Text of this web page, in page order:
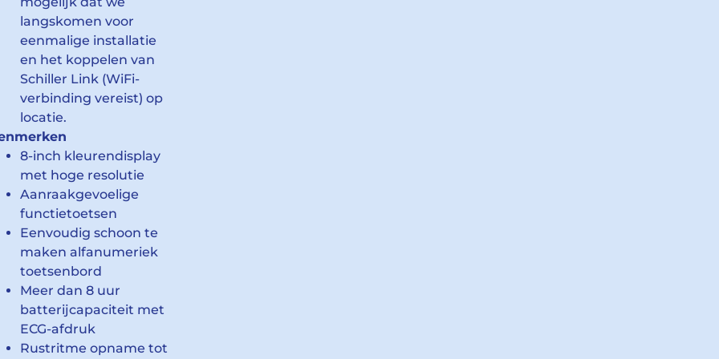
langskomen voor
eenmalige installatie
en het koppelen van
Schiller Link (WiFi-
verbinding vereist) op
locatie.
8-inch kleurendisplay
met hoge resolutie
Aanraakgevoelige
functietoetsen
Eenvoudig schoon te
maken alfanumeriek
toetsenbord
Meer dan 8 uur
batterijcapaciteit met
ECG-afdruk
Rustritme opname tot